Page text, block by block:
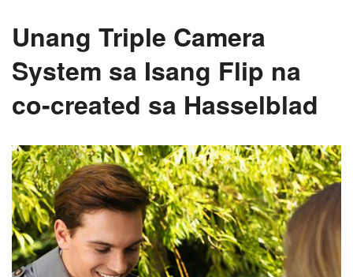
Unang Triple Camera
System sa Isang Flip na
co-created sa Hasselblad